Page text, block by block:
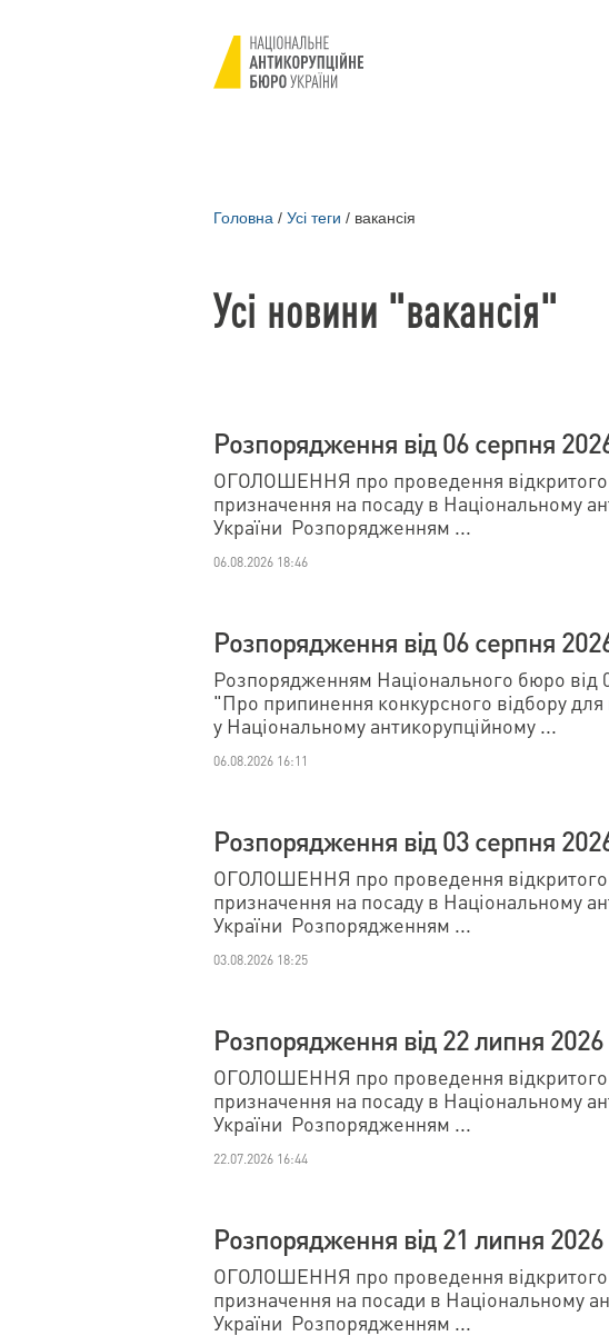
Головна / Усі теги / вакансія
Усі новини "вакансія"
Розпорядження від 06 серпня
ОГОЛОШЕННЯ про проведення відкритого
призначення на посаду в Національному
України Розпорядженням ...
06.08.2026 18:46
Розпорядження від 06 серпня
Розпорядженням Національного бюро від
"Про припинення конкурсного відбору
у Національному антикорупційному ...
06.08.2026 16:11
Розпорядження від 03 серпня
ОГОЛОШЕННЯ про проведення відкритого
призначення на посаду в Національному
України Розпорядженням ...
03.08.2026 18:25
Розпорядження від 22 липня
ОГОЛОШЕННЯ про проведення відкритого
призначення на посаду в Національному
України Розпорядженням ...
22.07.2026 16:44
Розпорядження від 21 липня
ОГОЛОШЕННЯ про проведення відкритого
призначення на посади в Національному
України Розпорядженням ...